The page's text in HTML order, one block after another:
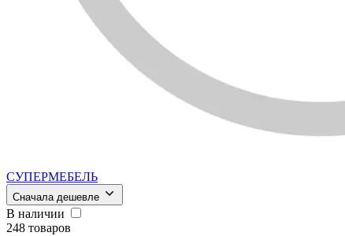
СУПЕРМЕБЕЛЬ
Сначала дешевле
В наличии
248 товаров